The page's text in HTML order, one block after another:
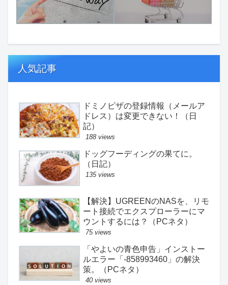
人気記事
ドミノピザの登録情報（メールア
ドレス）は変更できない！（日
記）
188 views
ドッグフーディングの果てに。
（日記）
135 views
【解決】UGREENのNASを、リモ
ート接続でエクスプローラーにマ
ウントするには？（PCネタ）
75 views
「やよいの青色申告」インストー
ルエラー「-858993460」の解決
策。（PCネタ）
40 views